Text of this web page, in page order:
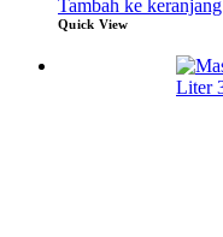
Tambah ke keranjang
Quick View